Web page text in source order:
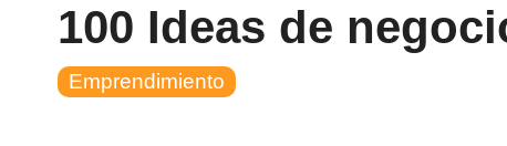
100 Ideas de
Emprendimiento